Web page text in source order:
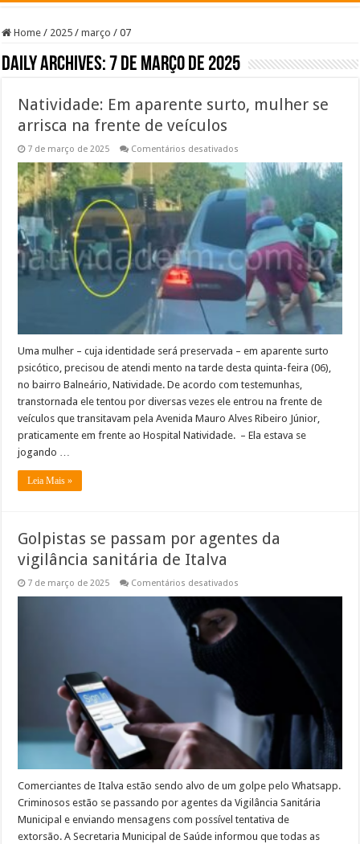
Home / 2025 / março / 07
Daily Archives:7 de março de 2025
Natividade: Em aparente surto, mulher se
arrisca na frente de veículos
7 de março de 2025 Comentários desativados
Em
aparente
surto,
mulher
arrisca
na
frente
de
veículos
Uma mulher – cuja identidade será preservada – em aparente surto
psicótico, precisou de atendi mento na tarde desta quinta-feira (06),
no bairro Balneário, Natividade. De acordo com testemunhas,
transtornada ele tentou por diversas vezes ele entrou na frente de
veículos que transitavam pela Avenida Mauro Alves Ribeiro Júnior,
praticamente em frente ao Hospital Natividade. – Ela estava se
jogando …
Leia Mais »
Golpistas se passam por agentes da
vigilância sanitária de Italva
7 de março de 2025 Comentários desativados
se
passam
agentes
Comerciantes de Italva estão sendo alvo de um golpe pelo Whatsapp.
Criminosos estão se passando por agentes da Vigilância Sanitária
Municipal e enviando mensagens com possível tentativa de
extorsão. A Secretaria Municipal de Saúde informou que todas as